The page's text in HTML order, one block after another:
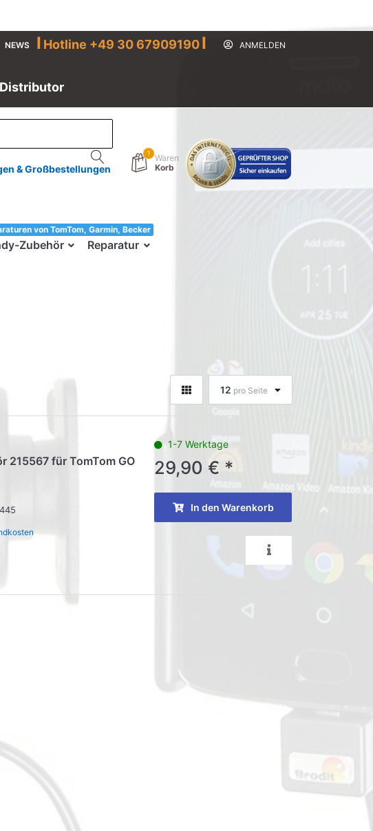
NEWS I Hotline +49 30 67909190I ANMELDEN
& Großbestellungen
1
Waren
Korb
Zubehör
33!
Reparatur
von TomTom, Garmin, Becker
12 pro Seite
215567 für TomTom GO
1-7 Werktage
29,90 € *
In den Warenkorb